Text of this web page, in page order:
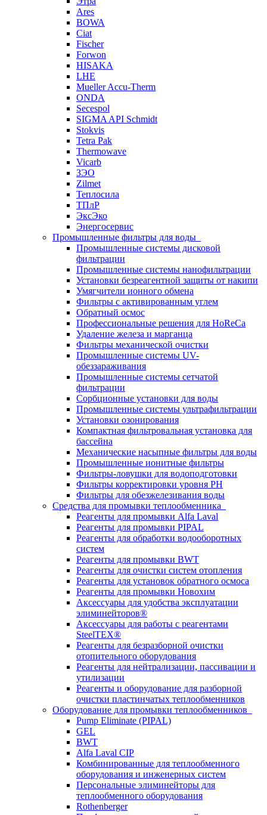
Ares
BOWA
Ciat
Fischer
Forwon
HISAKA
LHE
Mueller Accu-Therm
ONDA
Secespol
SIGMA API Schmidt
Stokvis
Tetra Pak
Thermowave
Vicarb
ЗЭО
Zilmet
Теплосила
ТПлР
ЭксЭко
Энергосервис
Промышленные фильтры для воды
Промышленные системы дисковой
фильтрации
Промышленные системы нанофильтрации
Установки безреагентной защиты от накипи
Умягчители ионного обмена
Фильтры с активированным углем
Обратный осмос
Профессиональные решения для HoReCa
Удаление железа и марганца
Фильтры механической очистки
Промышленные системы UV-
обеззараживания
Промышленные системы сетчатой
фильтрации
Сорбционные установки для воды
Промышленные системы ультрафильтрации
Установки озонирования
Компактная фильтровальная установка для
бассейна
Механические насыпные фильтры для воды
Промышленные ионитные фильтры
Фильтры-ловушки для водоподготовки
Фильтры корректировки уровня PH
Фильтры для обезжелезивания воды
Средства для промывки теплообменника
Реагенты для промывки Alfa Laval
Реагенты для промывки PIPAL
Реагенты для обработки водооборотных
систем
Реагенты для промывки BWT
Реагенты для очистки систем отопления
Реагенты для установок обратного осмоса
Реагенты для промывки Новохим
Аксессуары для удобства эксплуатации
элиминейторов®
Аксессуары для работы с реагентами
SteelTEX®
Реагенты для безразборной очистки
отопительного оборудования
Реагенты для нейтрализации, пассивации и
утилизации
Реагенты и оборудование для разборной
очистки пластинчатых теплообменников
Оборудование для промывки теплообменников
Pump Eliminate (PIPAL)
GEL
BWT
Alfa Laval CIP
Комбинированные для теплообменного
оборудования и инженерных систем
Персональные элиминейторы для
теплообменного оборудования
Rothenberger